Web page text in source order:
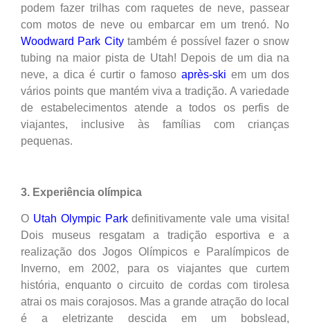
podem fazer trilhas com raquetes de neve, passear
com motos de neve ou embarcar em um trenó. No
Woodward Park City também é possível fazer o snow
tubing na maior pista de Utah! Depois de um dia na
neve, a dica é curtir o famoso après-ski em um dos
vários points que mantém viva a tradição. A variedade
de estabelecimentos atende a todos os perfis de
viajantes, inclusive às famílias com crianças
pequenas.
3. Experiência olímpica
O Utah Olympic Park definitivamente vale uma visita!
Dois museus resgatam a tradição esportiva e a
realização dos Jogos Olímpicos e Paralímpicos de
Inverno, em 2002, para os viajantes que curtem
história, enquanto o circuito de cordas com tirolesa
atrai os mais corajosos. Mas a grande atração do local
é a eletrizante descida em um bobslead,